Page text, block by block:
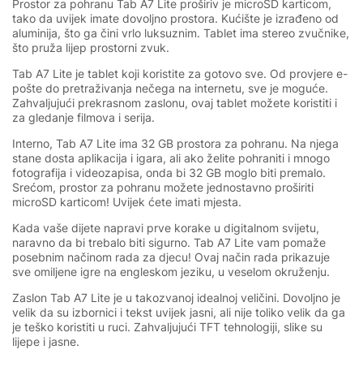
Prostor za pohranu Tab A7 Lite proširiv je microSD karticom,
tako da uvijek imate dovoljno prostora. Kućište je izrađeno od
aluminija, što ga čini vrlo luksuznim. Tablet ima stereo zvučnike,
što pruža lijep prostorni zvuk.
Tab A7 Lite je tablet koji koristite za gotovo sve. Od provjere e-
pošte do pretraživanja nečega na internetu, sve je moguće.
Zahvaljujući prekrasnom zaslonu, ovaj tablet možete koristiti i
za gledanje filmova i serija.
Interno, Tab A7 Lite ima 32 GB prostora za pohranu. Na njega
stane dosta aplikacija i igara, ali ako želite pohraniti i mnogo
fotografija i videozapisa, onda bi 32 GB moglo biti premalo.
Srećom, prostor za pohranu možete jednostavno proširiti
microSD karticom! Uvijek ćete imati mjesta.
Kada vaše dijete napravi prve korake u digitalnom svijetu,
naravno da bi trebalo biti sigurno. Tab A7 Lite vam pomaže
posebnim načinom rada za djecu! Ovaj način rada prikazuje
sve omiljene igre na engleskom jeziku, u veselom okruženju.
Zaslon Tab A7 Lite je u takozvanoj idealnoj veličini. Dovoljno je
velik da su izbornici i tekst uvijek jasni, ali nije toliko velik da ga
je teško koristiti u ruci. Zahvaljujući TFT tehnologiji, slike su
lijepe i jasne.